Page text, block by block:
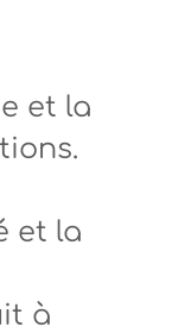
et la
et la
à